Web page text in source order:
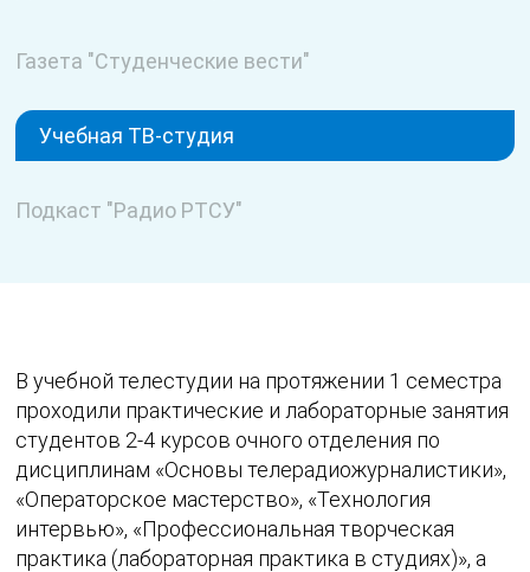
Газета "Студенческие вести"
Учебная ТВ-студия
Подкаст "Радио РТСУ"
В учебной телестудии на протяжении 1 семестра
проходили практические и лабораторные занятия
студентов 2-4 курсов очного отделения по
дисциплинам «Основы телерадиожурналистики»,
«Операторское мастерство», «Технология
интервью», «Профессиональная творческая
практика (лабораторная практика в студиях)», а